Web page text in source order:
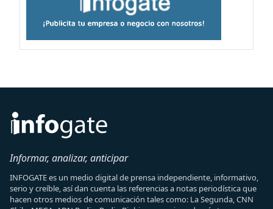
Informar, analizar, anticipar
INFOGATE es un medio digital de prensa independiente, informativo,
serio y creíble, así dan cuenta las referencias a notas periodística que
hacen otros medios de comunicación tales como: La Segunda, CNN